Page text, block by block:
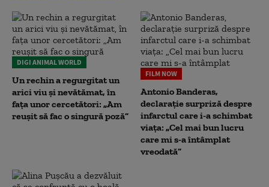
DIGI ANIMAL WORLD
Un rechin a regurgitat un
arici viu și nevătămat, în
fața unor cercetători: „Am
reușit să fac o singură poză”
FILM NOW
Antonio Banderas,
declarație surpriză despre
infarctul care i-a schimbat
viața: „Cel mai bun lucru
care mi s-a întâmplat
vreodată”